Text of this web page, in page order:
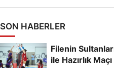
SON HABERLER
Filenin
ile Hazırlık